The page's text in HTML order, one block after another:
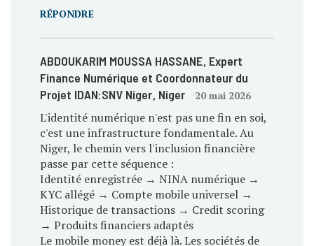
RÉPONDRE
ABDOUKARIM MOUSSA HASSANE, Expert
Finance Numérique et Coordonnateur du
Projet IDAN:SNV Niger, Niger 20 mai 2026
L'identité numérique n'est pas une fin en soi,
c'est une infrastructure fondamentale. Au
Niger, le chemin vers l'inclusion financière
passe par cette séquence :
Identité enregistrée → NINA numérique →
KYC allégé → Compte mobile universel →
Historique de transactions → Credit scoring
→ Produits financiers adaptés
Le mobile money est déjà là. Les sociétés de